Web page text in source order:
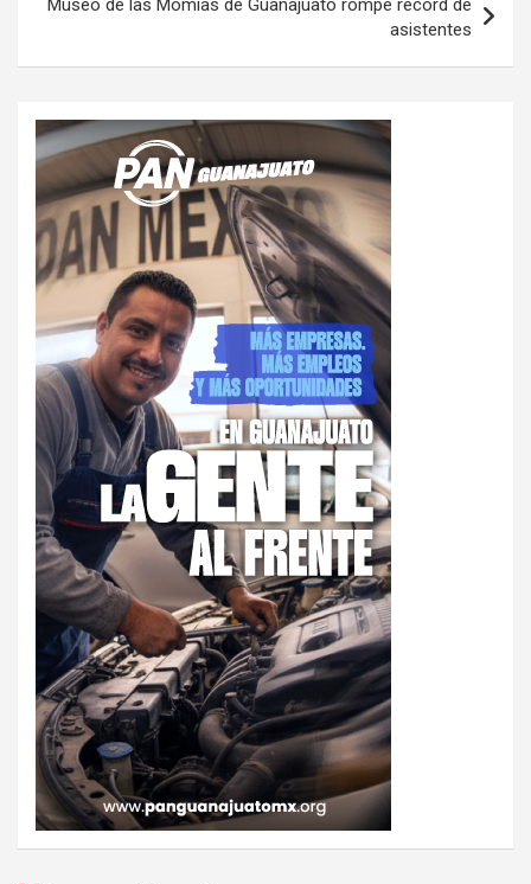
Museo de las Momias de Guanajuato rompe record de
asistentes